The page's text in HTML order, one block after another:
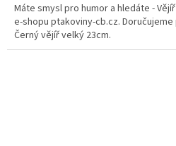
z
5
hvězdiček.
Máte smysl pro humor a hledáte -
e-shopu ptakoviny-cb.cz.
Černý vějíř velký 23cm.